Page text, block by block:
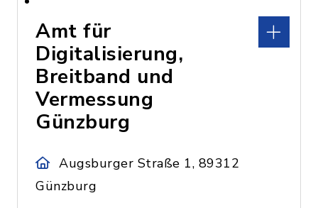
Amt für
Digitalisierung,
Breitband und
Vermessung
Günzburg
Augsburger Straße 1, 89312
Günzburg